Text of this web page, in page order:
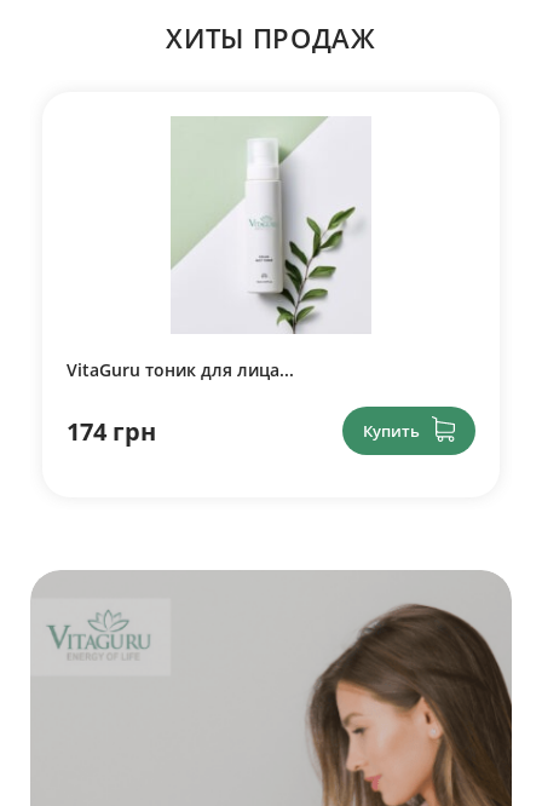
ХИТЫ ПРОДАЖ
VitaGuru тоник для лица...
174 грн Купить